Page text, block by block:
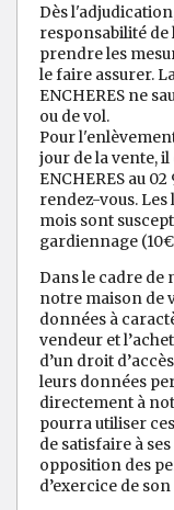
Dès
responsabilité de
prendre les
le faire assurer.
ENCHERES ne
ou de vol.
Pour
jour de la vente,
ENCHERES au
rendez-vous. Les
mois sont
gardiennage
Dans le cadre de
notre maison de
données à
vendeur et
d’un droit
leurs données
directement à
pourra utiliser
de satisfaire à
opposition des
d’exercice de